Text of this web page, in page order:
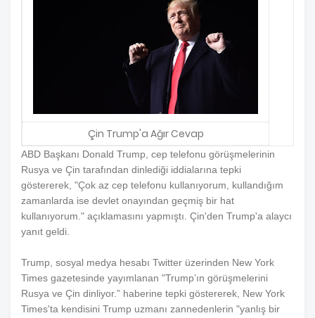
Çin Trump'a Ağır Cevap
ABD Başkanı Donald Trump, cep telefonu görüşmelerinin
Rusya ve Çin tarafından dinlediği iddialarına tepki
göstererek, "Çok az cep telefonu kullanıyorum, kullandığım
zamanlarda ise devlet onayından geçmiş bir hat
kullanıyorum." açıklamasını yapmıştı. Çin'den Trump'a alaycı
yanıt geldi.
Trump, sosyal medya hesabı Twitter üzerinden New York
Times gazetesinde yayımlanan "Trump’ın görüşmelerini
Rusya ve Çin dinliyor.” haberine tepki göstererek, New York
Times'ta kendisini Trump uzmanı zannedenlerin "yanlış bir